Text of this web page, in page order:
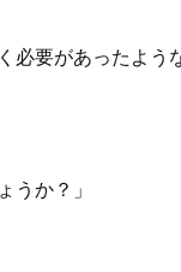
要があったよう
うか？」